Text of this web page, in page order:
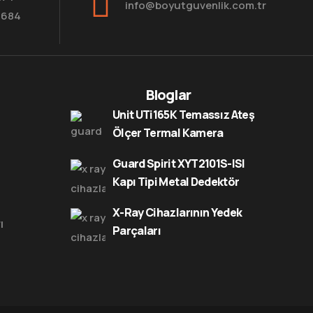
info@boyutguvenlik.com.tr
Bloglar
Unit UTi165K Temassız Ateş
Ölçer Termal Kamera
Guard Spirit XYT2101S-ISI
Kapı Tipi Metal Dedektör
X-Ray Cihazlarının Yedek
Parçaları